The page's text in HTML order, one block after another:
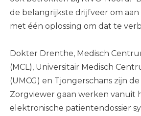
de belangrijkste drijfveer om aan
met één oplossing om dat te
Dokter Drenthe, Medisch
(MCL), Universitair Medisch
(UMCG) en Tjongerschans zijn
Zorgviewer gaan werken vanuit
elektronische patiëntendossier